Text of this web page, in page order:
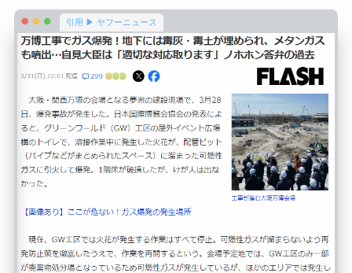
引用 ▶ ヤフーニュース